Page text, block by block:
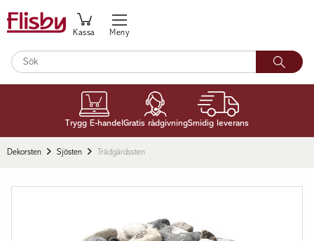
Meny
Kassa
Trygg E-handel Gratis rådgivningSmidig leverans
Dekorsten Sjösten Trädgårdssten